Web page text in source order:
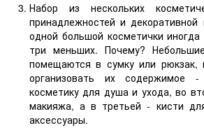
Набор из нескольких
принадлежностей и
одной большой косметички
три меньших. Почему?
помещаются в сумку или
организовать их содержимое
косметику для душа и ухода, во
макияжа, а в третьей - кисти
аксессуары.